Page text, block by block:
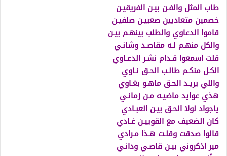
طاب المثل والفـن بيـن الفريقيـن
خصمين متعاديين صعبيـن صلفيـن
قاموا الدعاوي والطلب بينهـم بيـن
والكل منهـم لـه مقاصـد وشانـي
قلت اسمعوا قـدام نشـر الدعـاوي
الكـل منكـم طالـب الحـق نـاوي
واللي يريـد الحـق ماهـو بغـاوي
هذي عوايد ماضيـه مـن زمانـي
ياجواد لولا الحـق بيـن العبـادي
كان الضعيف مع القوييـن غـادي
قالوا صدقت وقلـت هـذا مـرادي
مير اذكروني بيـن قاصـي ودانـي